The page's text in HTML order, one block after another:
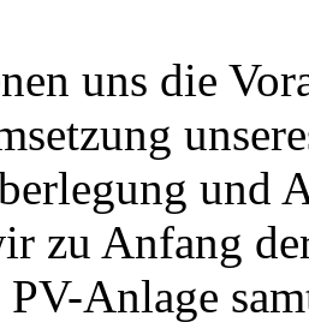
uns die
und
zu Anfang
Anlage